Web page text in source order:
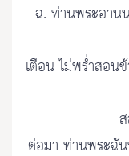
ฉ. ท่านพระอาน
เตือน ไม่พร่ำสอน
ต่อมา ท่านพระฉั